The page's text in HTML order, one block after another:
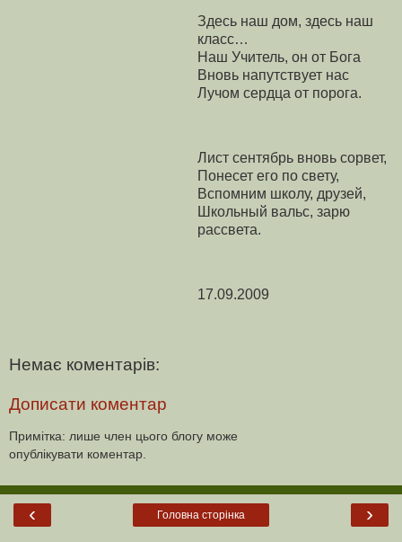
Здесь наш дом, здесь наш
класс…
Наш Учитель, он от Бога
Вновь напутствует нас
Лучом сердца от порога.
Лист сентябрь вновь сорвет,
Понесет его по свету,
Вспомним школу, друзей,
Школьный вальс, зарю
рассвета.
17.09.2009
Немає коментарів:
Дописати коментар
Примітка: лише член цього блогу може
опублікувати коментар.
‹ ›
Головна сторінка